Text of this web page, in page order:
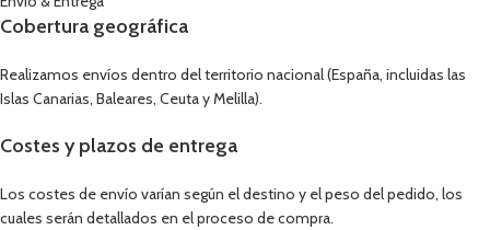
Cobertura geográfica
Realizamos envíos dentro del territorio nacional (España, incluidas las
Islas Canarias, Baleares, Ceuta y Melilla).
Costes y plazos de entrega
Los costes de envío varían según el destino y el peso del pedido, los
cuales serán detallados en el proceso de compra.